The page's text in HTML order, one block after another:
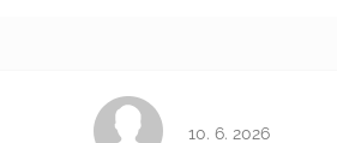
Hodnocení
10. 6. 2026